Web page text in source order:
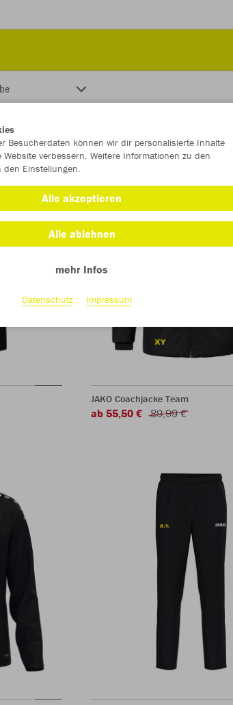
JAKO Coachjacke Team
ab 55,50 € 89,99 €
Besucherdaten können wir dir personalisierte Inhalte
verbessern. Weitere Informationen zu den
den Einstellungen.
Alle akzeptieren
Alle ablehnen
mehr Infos
Datenschutz Impressum